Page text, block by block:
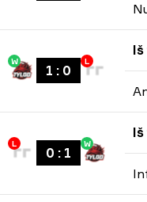
W
1 : 0
L
Iš
L
0 : 1
W
Iš